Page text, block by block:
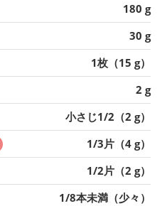
180 g
30 g
1枚（15 g）
2 g
小さじ1/2（2 g）
1/3片（4 g）
1/2片（2 g）
1/8本未満（少々）